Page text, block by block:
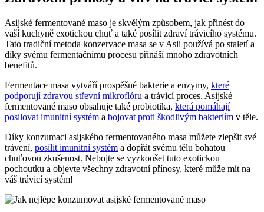
Asijské fermentované maso je skvělým způsobem, jak přinést do
vaší kuchyně exotickou chuť a také posílit zdraví trávicího systému.
Tato tradiční metoda konzervace masa se v Asii používá po staletí a
díky svému fermentačnímu procesu přináší mnoho zdravotních
benefitů.
Fermentace masa vytváří prospěšné bakterie a enzymy, které
podporují zdravou střevní mikroflóru a trávicí proces. Asijské
fermentované maso obsahuje také probiotika, která pomáhají
posilovat imunitní systém a bojovat proti škodlivým bakteriím v těle.
Díky konzumaci asijského fermentovaného masa můžete zlepšit své
trávení, posílit imunitní systém a dopřát svému tělu bohatou
chuťovou zkušenost. Nebojte se vyzkoušet tuto exotickou
pochoutku a objevte všechny zdravotní přínosy, které může mít na
váš trávicí systém!